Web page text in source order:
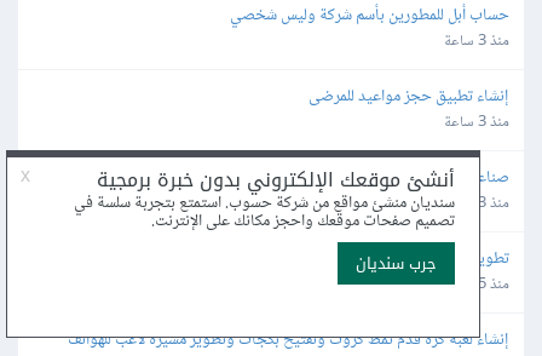
حساب أبل للمطورين بأسم شركة وليس شخصي
منذ 3 ساعة
إنشاء تطبيق حجز مواعيد للمرضى
منذ 3 ساعة
صناعة تطبيق mvp ذكي
منذ 3 ساعة
تطوير موقع إلكتروني لشركة السياحة والسفر
منذ 5 ساعة
إنشاء لعبة كرة قدم نمط كروت وتفتيح بكجات وتطوير مسيرة لاعب للهواتف